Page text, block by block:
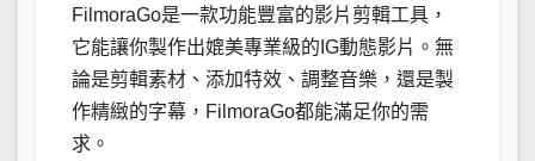
FilmoraGo是一款功能豐富的影片剪輯工具，
它能讓你製作出媲美專業級的IG動態影片。無
論是剪輯素材、添加特效、調整音樂，還是製
作精緻的字幕，FilmoraGo都能滿足你的需
求。